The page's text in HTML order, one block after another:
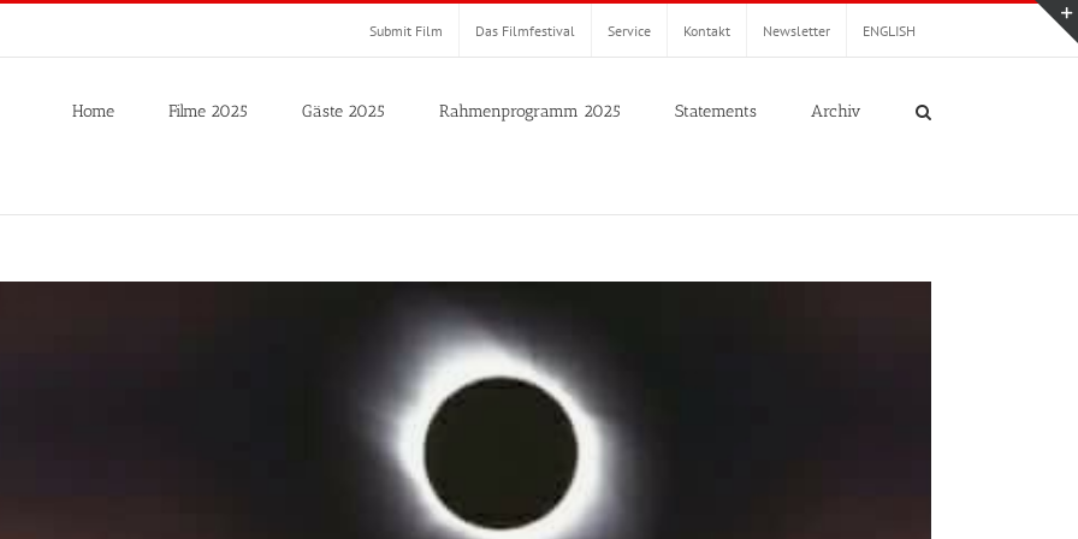
Submit Film Das Filmfestival Service Kontakt Newsletter ENGLISH
Home Filme 2025 Gäste 2025 Rahmenprogramm 2025 Statements Archiv